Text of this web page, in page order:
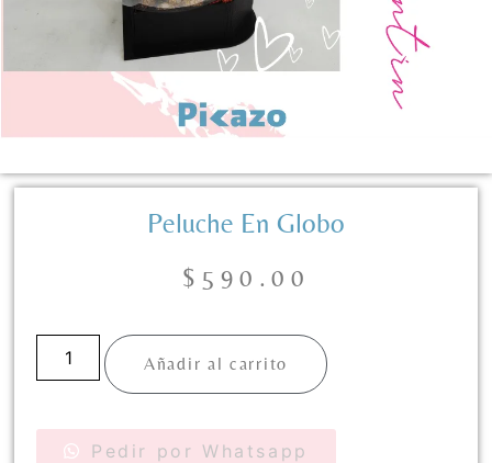
Peluche En Globo
$ 590.00
Añadir al carrito
Pedir por Whatsapp